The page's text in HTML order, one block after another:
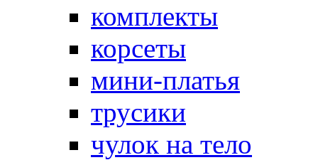
комплекты
корсеты
мини-платья
трусики
чулок на тело